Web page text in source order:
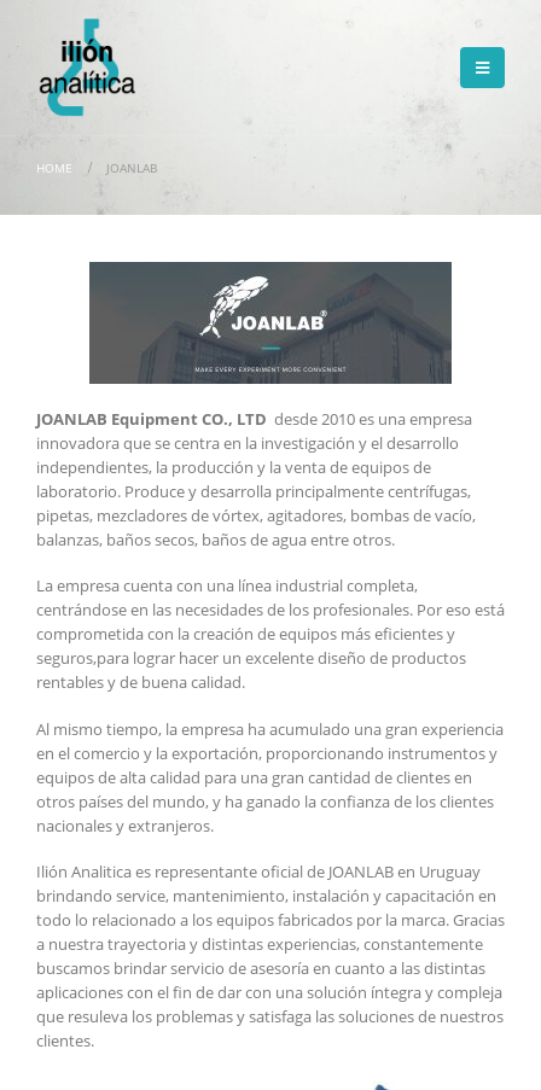
HOME JOANLAB
JOANLAB Equipment CO., LTD desde 2010 es una empresa
innovadora que se centra en la investigación y el desarrollo
independientes, la producción y la venta de equipos de
laboratorio. Produce y desarrolla principalmente centrífugas,
pipetas, mezcladores de vórtex, agitadores, bombas de vacío,
balanzas, baños secos, baños de agua entre otros.
La empresa cuenta con una línea industrial completa,
centrándose en las necesidades de los profesionales. Por eso está
comprometida con la creación de equipos más eficientes y
seguros,para lograr hacer un excelente diseño de productos
rentables y de buena calidad.
Al mismo tiempo, la empresa ha acumulado una gran experiencia
en el comercio y la exportación, proporcionando instrumentos y
equipos de alta calidad para una gran cantidad de clientes en
otros países del mundo, y ha ganado la confianza de los clientes
nacionales y extranjeros.
Ilión Analitica es representante oficial de JOANLAB en Uruguay
brindando service, mantenimiento, instalación y capacitación en
todo lo relacionado a los equipos fabricados por la marca. Gracias
a nuestra trayectoria y distintas experiencias, constantemente
buscamos brindar servicio de asesoría en cuanto a las distintas
aplicaciones con el fin de dar con una solución íntegra y compleja
que resuleva los problemas y satisfaga las soluciones de nuestros
clientes.